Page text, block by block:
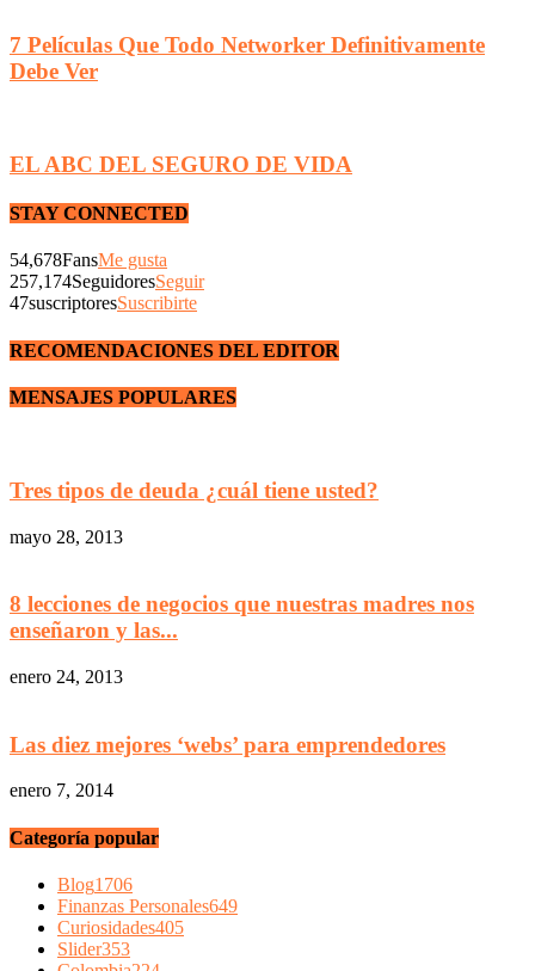
7 Películas Que Todo Networker Definitivamente
Debe Ver
EL ABC DEL SEGURO DE VIDA
STAY CONNECTED
54,678FansMe gusta
257,174SeguidoresSeguir
47suscriptoresSuscribirte
RECOMENDACIONES DEL EDITOR
MENSAJES POPULARES
Tres tipos de deuda ¿cuál tiene usted?
mayo 28, 2013
8 lecciones de negocios que nuestras madres nos
enseñaron y las...
enero 24, 2013
Las diez mejores ‘webs’ para emprendedores
enero 7, 2014
Categoría popular
Blog1706
Finanzas Personales649
Curiosidades405
Slider353